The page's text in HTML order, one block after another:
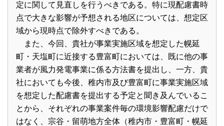
定に関して見直しを行うべきである。特に現配慮書時
点で大きな影響が予想される地区については、想定区
域から現時点で除外すべきである。
また、今回、貴社が事業実施区域を想定した幌延
町・天塩町に近接する豊富町においては、既に他の事
業者が風力発電事業に係る方法書を提出し、一方、貴
社においても今後、稚内市及び豊富町に事業実施区域
を想定した配慮書を提出する予定と聞き及んでいるこ
とから、それぞれの事業案件毎の環境影響配慮だけで
はなく、宗谷・留萌地方全体（稚内市・豊富町・幌延